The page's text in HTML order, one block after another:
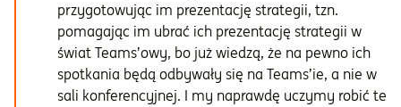
przygotowując im prezentację strategii, tzn.
pomagając im ubrać ich prezentację strategii w
świat Teams’owy, bo już wiedzą, że na pewno ich
spotkania będą odbywały się na Teams’ie, a nie w
sali konferencyjnej. I my naprawdę uczymy robić te